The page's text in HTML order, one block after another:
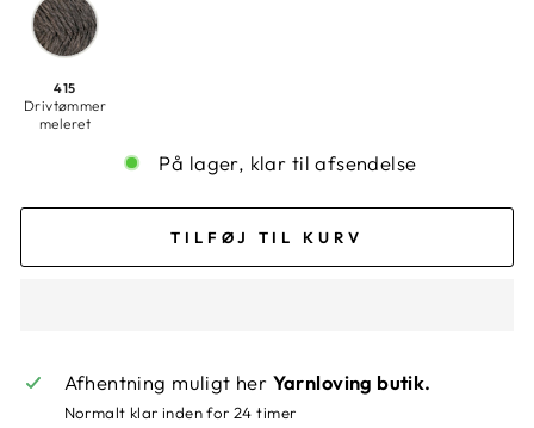
415
Drivtømmer
meleret
På lager, klar til afsendelse
TILFØJ TIL KURV
Afhentning muligt her Yarnloving butik.
Normalt klar inden for 24 timer